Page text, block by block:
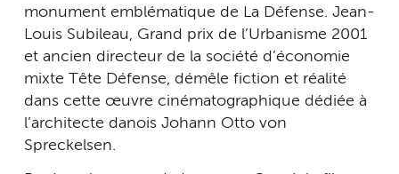
monument emblématique de La Défense. Jean-
Louis Subileau, Grand prix de l’Urbanisme 2001
et ancien directeur de la société d’économie
mixte Tête Défense, démêle fiction et réalité
dans cette œuvre cinématographique dédiée à
l’architecte danois Johann Otto von
Spreckelsen.